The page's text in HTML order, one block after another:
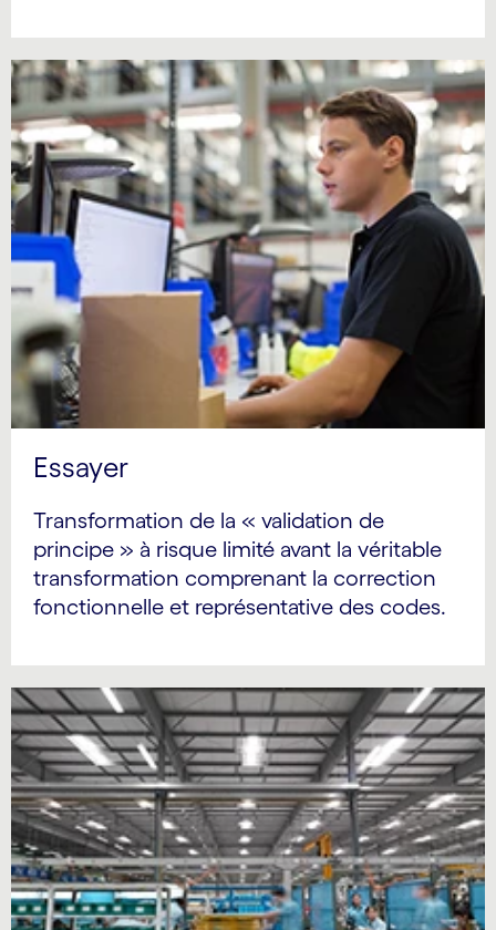
Essayer
Transformation de la « validation de
principe » à risque limité avant la véritable
transformation comprenant la correction
fonctionnelle et représentative des codes.